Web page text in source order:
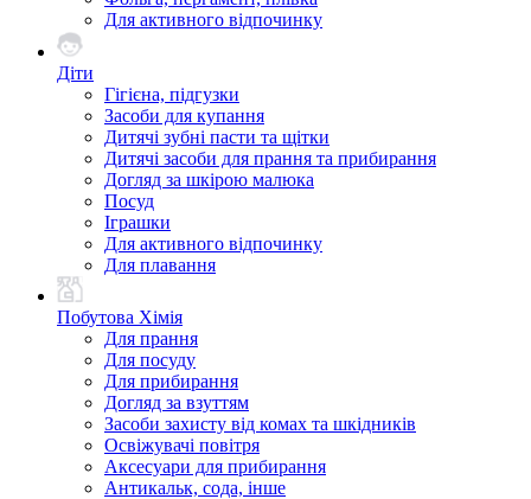
Для активного відпочинку
Діти
Гігієна, підгузки
Засоби для купання
Дитячі зубні пасти та щітки
Дитячі засоби для прання та прибирання
Догляд за шкірою малюка
Посуд
Іграшки
Для активного відпочинку
Для плавання
Побутова Хімія
Для прання
Для посуду
Для прибирання
Догляд за взуттям
Засоби захисту від комах та шкідників
Освіжувачі повітря
Аксесуари для прибирання
Антикальк, сода, інше